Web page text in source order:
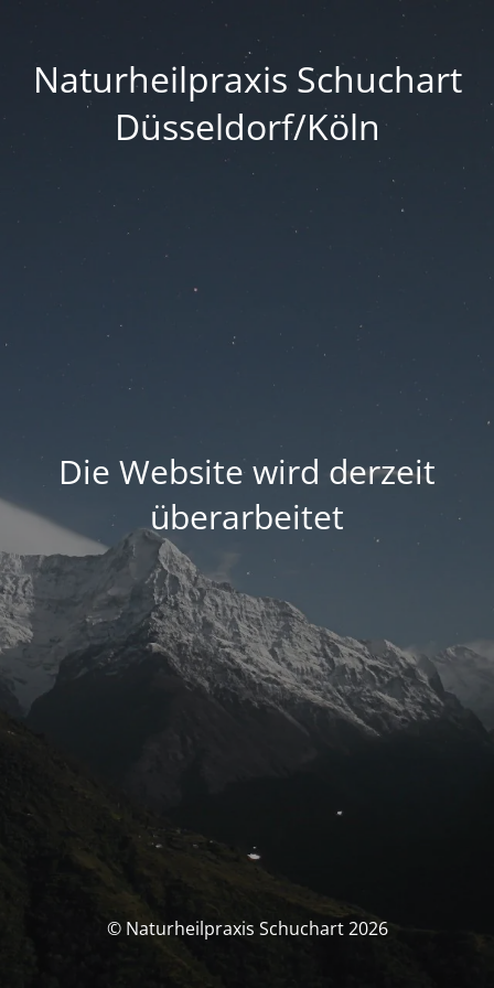
Naturheilpraxis Schuchart
Düsseldorf/Köln
Die Website wird derzeit
überarbeitet
© Naturheilpraxis Schuchart 2026